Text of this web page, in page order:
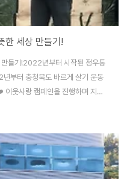
한 세상 만들기!
만들기!2022년부터 시작된 정우통
부터 충청북도 바르게 살기 운동
웃사랑 캠페인을 진행하며 지역
년 정우통상 A동에서 진행되는 이
한 따뜻한 마음을 나누고 있습니
인올해는 유난히 경제적으로 어려
해 어려운 이웃들에게 후원 물품